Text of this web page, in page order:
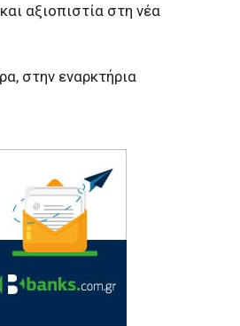
αξιοπιστία στη νέα
στην εναρκτήρια